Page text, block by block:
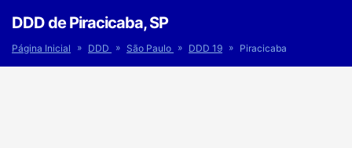
DDD de Piracicaba, SP
Página Inicial » DDD » São Paulo » DDD 19 » Piracicaba